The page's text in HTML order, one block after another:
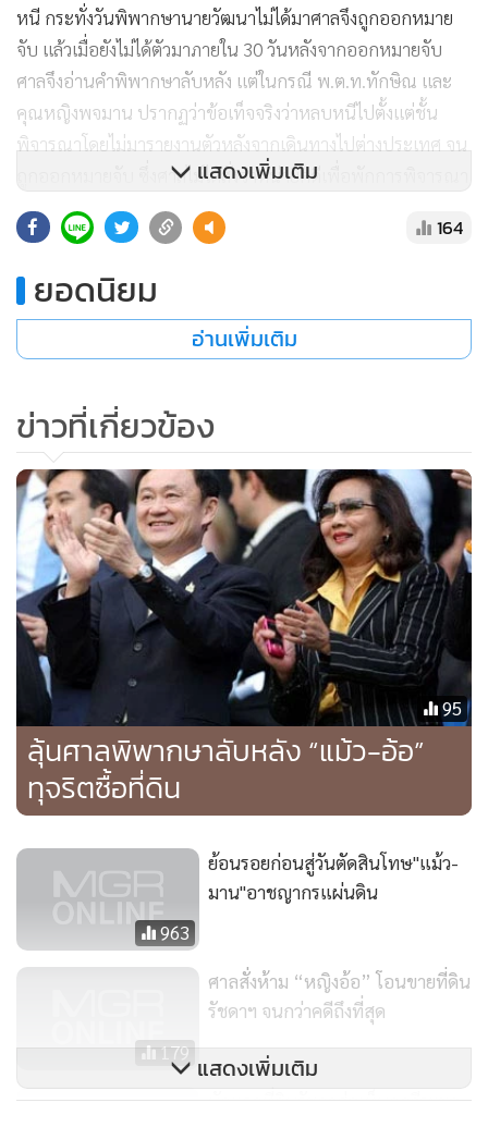
หนี กระทั่งวันพิพากษานายวัฒนาไม่ได้มาศาลจึงถูกออกหมาย
จับ แล้วเมื่อยังไม่ได้ตัวมาภายใน 30 วันหลังจากออกหมายจับ
ศาลจึงอ่านคำพิพากษาลับหลัง แต่ในกรณี พ.ต.ท.ทักษิณ และ
คุณหญิงพจมาน ปรากฏว่าข้อเท็จจริงว่าหลบหนีไปตั้งแต่ชั้น
พิจารณาโดยไม่มารายงานตัวหลังจากเดินทางไปต่างประเทศ จน
ถูกออกหมายจับ ซึ่งศาลไม่ได้สั่งจำหน่ายคดีเพื่อพักการพิจารณา
คดี แต่ได้กำหนดนัดฟังคำพิพากษา” นายนันทศักดิ์ กล่าว
ด้าน นายคำนวณ ชโลปถัมภ์ ทนายความ พ.ต.ท.ทักษิณ และคุณ
หญิงพจมานปฏิเสธที่จะให้สัมภาษณ์ถึงรูปคดีบอกเพียงให้รอฟัง
คำพิพากษาและไม่รับปากว่าในวันพรุ่งนี้จะเดินทางมาร่วมฟังคำ
ผู้สื่อข่าวรายงานว่า คดีนี้อัยการสูงสุดยื่นฟ้อง พ.ต.ท.ทักษิณ และ
คุณหญิงพจมาน เป็นจำเลยที่ 1-2 ในความผิดฐานเป็นเจ้าหน้าที่
ของรัฐ ร่วมกันเป็นคู่สัญญาหรือมีส่วนได้ส่วนเสียในสัญญาที่ทำ
กับหน่วยงานของรัฐ ปฎิบัติหน้าที่ในฐานะเป็นเจ้าหน้าที่ของรัฐ
ซึ่งมีอำนาจกำกับ ดูแล ควบคุม ตรวจสอบ หรือดำเนินคดีและ
เป็นเจ้าพนักงาน และผู้สนับสนุนเจ้าพนักงาน มีหน้าที่จัดการ
หรือดูแลกิจการใด เข้าไปมีส่วนได้ส่วนเสียเพื่อประโยชน์สำหรับ
ตนเองหรือผู้อื่นฯ ตาม พ.ร.บ.ว่าด้วยการป้องกันและปราบปราม
การทุจริตแห่งชาติ (ป.ป.ช.) พ.ศ.2542 ม.4, 100 และ 122
ประมวลกฎหมายอาญา ม.33, 83, 86, 91, 152 และ 157
โดย อัยการโจทก์ และจำเลย นำพยานเข้าไต่สวนพยานโจทก์ฝ่าย
ซึ่งพยานโจทก์ ประกอบด้วย กลุ่มอดีตนายกรัฐมนตรี, กลุ่มคณะ
กรรมการตรวจสอบการกระทำที่ก่อให้เกิดความเสียหายแก่รัฐ
(คตส.), กลุ่มเจ้าหน้าที่ธนาคารแห่งประเทศไทย (ธปท.) และเจ้า
หน้าที่กองทุนฟื้นฟูกิจการและพัฒนาระบบสถาบันการเงิน และ
กลุ่มเจ้าหน้าที่กรมที่ดิน ประกอบด้วย 1.นายบรรหาร ศิลปอาชา
หัวหน้าพรรคชาติไทย 2.นายชวน หลีกภัย ประธานที่ปรึกษา
พรรคประชาธิปัตย์ 3.นายนาม ยิ้มแย้ม อดีตประธาน คตส.
4.นายอุดม เฟื่องฟุ้ง ประธาน คตส. คดีทุจริตที่ดินรัชดาฯ 5.นาย
แสดงเพิ่มเติม
164
ยอดนิยม
อ่านเพิ่มเติม
ข่าวที่เกี่ยวข้อง
95
ลุ้นศาลพิพากษาลับหลัง “แม้ว-อ้อ”
ทุจริตซื้อที่ดิน
963
ย้อนรอยก่อนสู่วันตัดสินโทษ"แม้ว-
มาน"อาชญากรแผ่นดิน
179
ศาลสั่งห้าม “หญิงอ้อ” โอนขายที่ดิน
รัชดาฯ จนกว่าคดีถึงที่สุด
นัดแรกที่ดินรัชดาส่อเห็นคุกวีระขอ
แสดงเพิ่มเติม